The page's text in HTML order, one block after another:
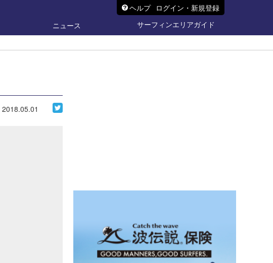
ヘルプ ログイン・新規登録
ニュース
サーフィンエリアガイド
2018.05.01